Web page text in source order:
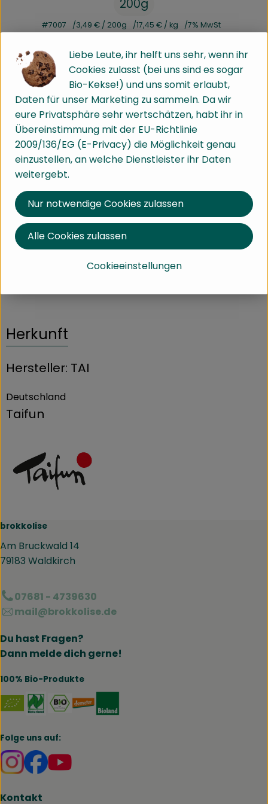
200g
#7007 3,49 € / 200g 17,45 € / kg 7% MwSt
Info Herkunft
Info
Produktinformationen
Nährwert-Info
Herkunft
Hersteller: TAI
Deutschland
Taifun
brokkolise
Am Bruckwald 14
79183 Waldkirch
07681 - 4739630
mail@brokkolise.de
Du hast Fragen?
Dann melde dich gerne!
100% Bio-Produkte
Externer Link zu https://www.naturland.de/de/
Externer Link zu https://www.bmel.de/
Folge uns auf:
Externer Link zu https://www.instagram.com/
Externer Link zu https://www.facebook.com/
Kontakt
Liebe Leute, ihr helft uns sehr, wenn ihr
Cookies zulasst (bei uns sind es sogar
Bio-Kekse!) und uns somit erlaubt,
Daten für unser Marketing zu sammeln. Da wir
eure Privatsphäre sehr wertschätzen, habt ihr in
Übereinstimmung mit der EU-Richtlinie
2009/136/EG (E-Privacy) die Möglichkeit genau
einzustellen, an welche Dienstleister ihr Daten
weitergebt.
Cookieeinstellungen
Nur notwendige Cookies zulassen
Alle Cookies zulassen